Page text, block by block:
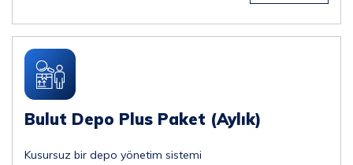
Bulut Depo Plus Paket (Aylık)
Kusursuz bir depo yönetim sistemi